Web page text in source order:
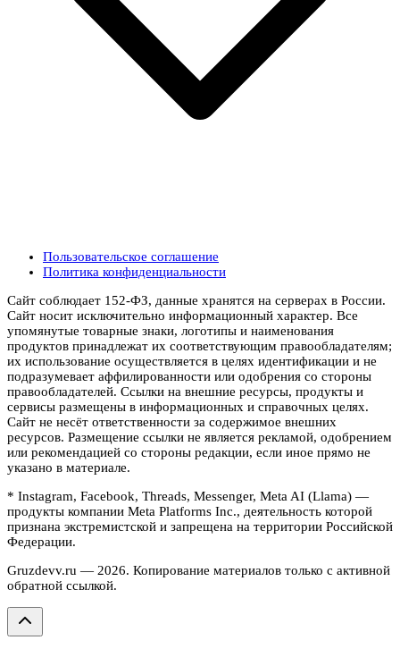
Пользовательское соглашение
Политика конфиденциальности
Сайт соблюдает 152-ФЗ, данные хранятся на серверах в России.
Сайт носит исключительно информационный характер. Все
упомянутые товарные знаки, логотипы и наименования
продуктов принадлежат их соответствующим правообладателям;
их использование осуществляется в целях идентификации и не
подразумевает аффилированности или одобрения со стороны
правообладателей. Ссылки на внешние ресурсы, продукты и
сервисы размещены в информационных и справочных целях.
Сайт не несёт ответственности за содержимое внешних
ресурсов. Размещение ссылки не является рекламой, одобрением
или рекомендацией со стороны редакции, если иное прямо не
указано в материале.
* Instagram, Facebook, Threads, Messenger, Meta AI (Llama) —
продукты компании Meta Platforms Inc., деятельность которой
признана экстремистской и запрещена на территории Российской
Федерации.
Gruzdevv.ru — 2026. Копирование материалов только с активной
обратной ссылкой.